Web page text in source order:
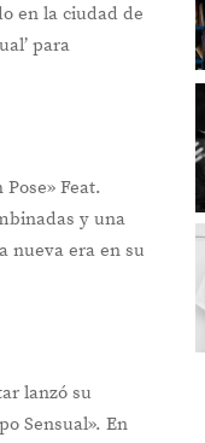
en la ciudad de
para
Feat.
y una
nueva era en su
lanzó su
Sensual». En